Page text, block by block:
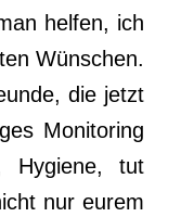
helfen, ich
Wünschen.
die jetzt
Monitoring
Hygiene, tut
nur eurem